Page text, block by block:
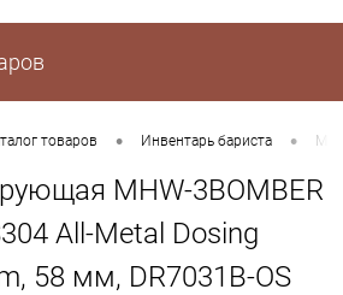
товаров • Инвентарь бариста •
MHW-3BOMBER
All-Metal Dosing
58 мм, DR7031B-OS